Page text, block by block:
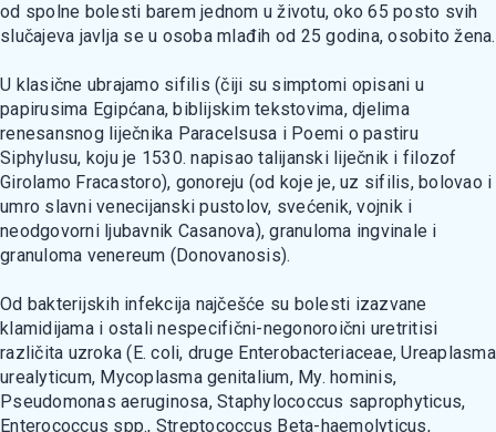
od spolne bolesti barem jednom u životu, oko 65 posto svih
slučajeva javlja se u osoba mlađih od 25 godina, osobito žena.
U klasične ubrajamo sifilis (čiji su simptomi opisani u
papirusima Egipćana, biblijskim tekstovima, djelima
renesansnog liječnika Paracelsusa i Poemi o pastiru
Siphylusu, koju je 1530. napisao talijanski liječnik i filozof
Girolamo Fracastoro), gonoreju (od koje je, uz sifilis, bolovao i
umro slavni venecijanski pustolov, svećenik, vojnik i
neodgovorni ljubavnik Casanova), granuloma ingvinale i
granuloma venereum (Donovanosis).
Od bakterijskih infekcija najčešće su bolesti izazvane
klamidijama i ostali nespecifični-negonoroični uretritisi
različita uzroka (E. coli, druge Enterobacteriaceae, Ureaplasma
urealyticum, Mycoplasma genitalium, My. hominis,
Pseudomonas aeruginosa, Staphylococcus saprophyticus,
Enterococcus spp., Streptococcus Beta-haemolyticus,